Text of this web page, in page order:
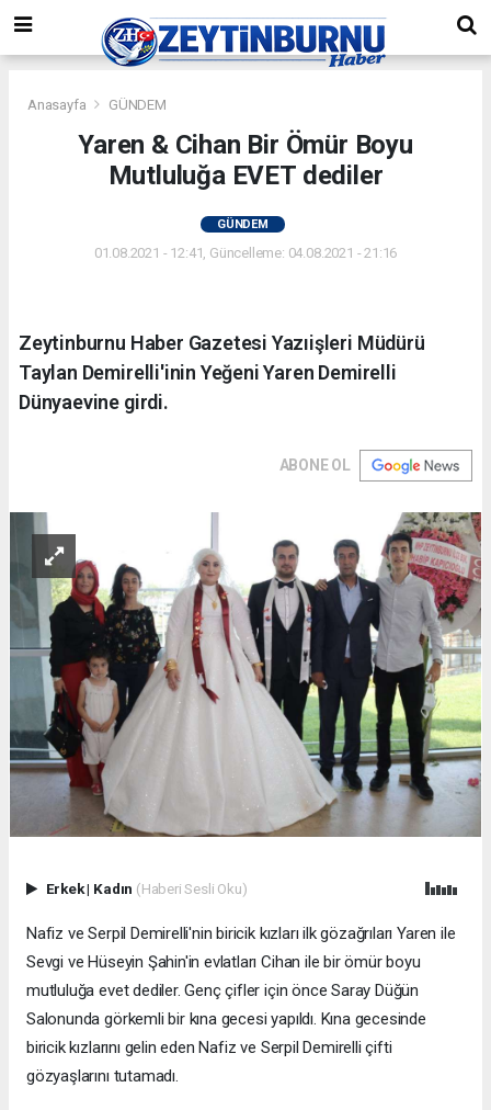
Anasayfa GÜNDEM
Yaren & Cihan Bir Ömür Boyu
Mutluluğa EVET dediler
GÜNDEM
01.08.2021 - 12:41, Güncelleme: 04.08.2021 - 21:16
Zeytinburnu Haber Gazetesi Yazıişleri Müdürü
Taylan Demirelli'inin Yeğeni Yaren Demirelli
Dünyaevine girdi.
ABONE OL
Erkek| Kadın (Haberi Sesli Oku)
Nafiz ve Serpil Demirelli'nin biricik kızları ilk gözağrıları Yaren ile
Sevgi ve Hüseyin Şahin'in evlatları Cihan ile bir ömür boyu
mutluluğa evet dediler. Genç çifler için önce Saray Düğün
Salonunda görkemli bir kına gecesi yapıldı. Kına gecesinde
biricik kızlarını gelin eden Nafiz ve Serpil Demirelli çifti
gözyaşlarını tutamadı.